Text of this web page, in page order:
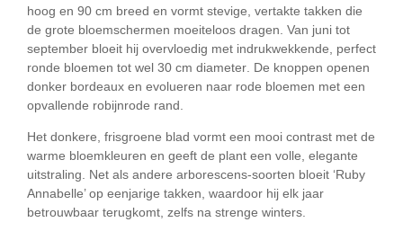
hoog en 90 cm breed en vormt stevige, vertakte takken die
de grote bloemschermen moeiteloos dragen. Van juni tot
september bloeit hij overvloedig met indrukwekkende, perfect
ronde bloemen tot wel 30 cm diameter . De knoppen openen
donker bordeaux en evolueren naar rode bloemen met een
opvallende robijnrode rand.
Het donkere, frisgroene blad vormt een mooi contrast met de
warme bloemkleuren en geeft de plant een volle, elegante
uitstraling. Net als andere arborescens-soorten bloeit ‘Ruby
Annabelle’ op eenjarige takken , waardoor hij elk jaar
betrouwbaar terugkomt, zelfs na strenge winters.